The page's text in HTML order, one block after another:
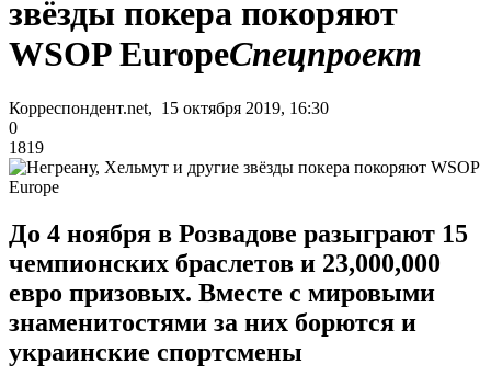
звёзды покера покоряют
WSOP EuropeСпецпроект
Корреспондент.net, 15 октября 2019, 16:30
0
1819
До 4 ноября в Розвадове разыграют 15
чемпионских браслетов и 23,000,000
евро призовых. Вместе с мировыми
знаменитостями за них борются и
украинские спортсмены